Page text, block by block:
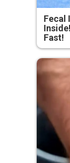
Fecal
Fast!